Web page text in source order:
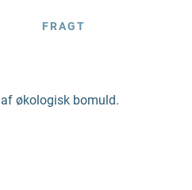
FRAGT
økologisk bomuld.